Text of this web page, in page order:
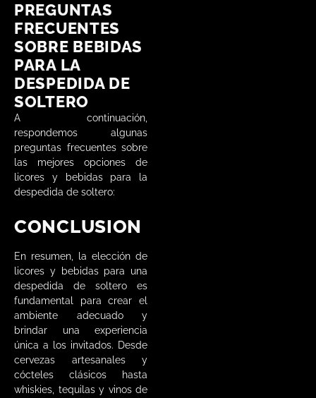
PREGUNTAS
FRECUENTES
SOBRE BEBIDAS
PARA LA
DESPEDIDA DE
SOLTERO
A continuación,
respondemos algunas
preguntas frecuentes sobre
las mejores opciones de
licores y bebidas para la
despedida de soltero:
CONCLUSION
En resumen, la elección de
licores y bebidas para una
despedida de soltero es
fundamental para crear el
ambiente adecuado y
brindar una experiencia
única a los invitados. Desde
cervezas artesanales y
cócteles clásicos hasta
whiskies, tequilas y vinos de